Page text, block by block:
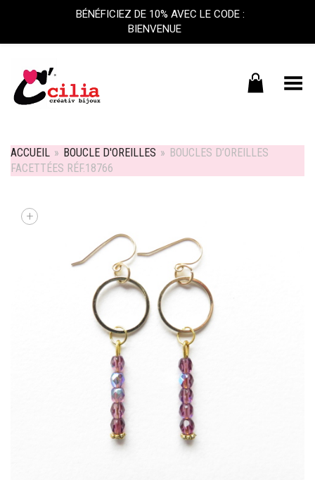
Basculer le menu
ACCUEIL » BOUCLE D'OREILLES » BOUCLES D’OREILLES
FACETTÉES RÉF.18766
+
BÉNÉFICIEZ DE 10% AVEC LE CODE :
BIENVENUE